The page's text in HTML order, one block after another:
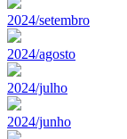
2024/setembro
2024/agosto
2024/julho
2024/junho